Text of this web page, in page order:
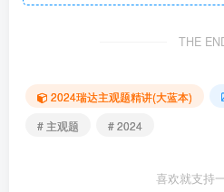
THE
2024瑞达主观题精讲(大蓝本)
# 主观题
# 2024
喜欢就支持